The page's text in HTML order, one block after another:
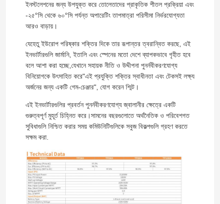
ইনস্টলেশনের জন্য উপযুক্ত করে তোলেতাদের প্রাকৃতিক শীতল প্রক্রিয়া এবং
-২৫°সি থেকে ৬০°সি পর্যন্ত অপারেটিং তাপমাত্রা পরিসীমা নির্ভরযোগ্যতা
আরও বাড়ায়।
যেহেতু ইউরোপ পরিষ্কার শক্তির দিকে তার রূপান্তর ত্বরান্বিত করছে, এই
ইনভার্টারগুলি জার্মানি, ইতালি এবং স্পেনের মতো দেশে ব্যাপকভাবে গৃহীত হবে
বলে আশা করা হচ্ছে,যেখানে সহায়ক নীতি ও উদ্দীপনা পুনর্নবীকরণযোগ্য
বিনিয়োগকে উৎসাহিত করে"এই প্রযুক্তি শক্তির স্বাধীনতা এবং টেকসই লক্ষ্য
অর্জনের জন্য একটি গেম-চেঞ্জার", যোগ করেন শ্মিট।
এই ইনভার্টারগুলির প্রবর্তন পুনর্নবীকরণযোগ্য জ্বালানীর ক্ষেত্রে একটি
গুরুত্বপূর্ণ মুহূর্ত চিহ্নিত করে।সামনের বছরগুলোতে অর্থনৈতিক ও পরিবেশগত
সুবিধাগুলি নিশ্চিত করার সময় কমিউনিটিগুলিকে সবুজ বিকল্পগুলি গ্রহণ করতে
সক্ষম করা.